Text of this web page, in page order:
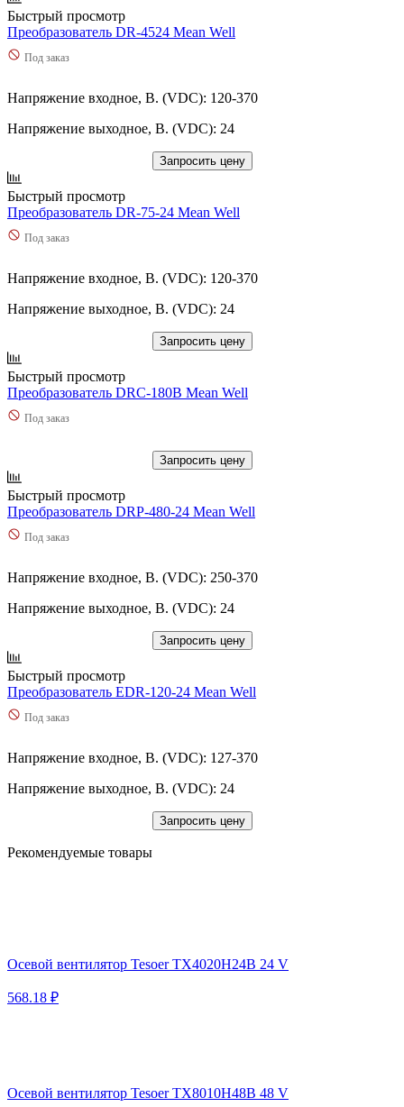
Быстрый просмотр
Преобразователь DR-4524 Mean Well
Под заказ
Напряжение входное, В. (VDC): 120-370
Напряжение выходное, В. (VDC): 24
Запросить цену
Быстрый просмотр
Преобразователь DR-75-24 Mean Well
Под заказ
Напряжение входное, В. (VDC): 120-370
Напряжение выходное, В. (VDC): 24
Запросить цену
Быстрый просмотр
Преобразователь DRC-180B Mean Well
Под заказ
Запросить цену
Быстрый просмотр
Преобразователь DRP-480-24 Mean Well
Под заказ
Напряжение входное, В. (VDC): 250-370
Напряжение выходное, В. (VDC): 24
Запросить цену
Быстрый просмотр
Преобразователь EDR-120-24 Mean Well
Под заказ
Напряжение входное, В. (VDC): 127-370
Напряжение выходное, В. (VDC): 24
Запросить цену
Рекомендуемые товары
Осевой вентилятор Tesoer TX4020H24B 24 V
568.18 ₽
Осевой вентилятор Tesoer TX8010H48B 48 V